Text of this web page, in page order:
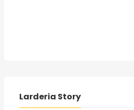
Larderia Story